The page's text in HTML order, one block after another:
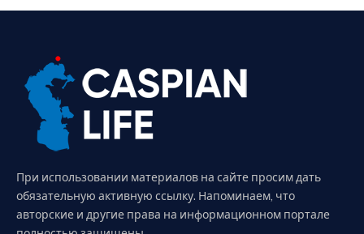
При использовании материалов на сайте просим дать
обязательную активную ссылку. Напоминаем, что
авторские и другие права на информационном портале